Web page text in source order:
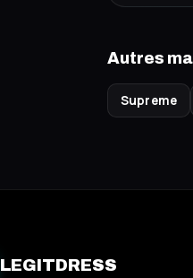
Autres
Supreme
LEGITDRESS